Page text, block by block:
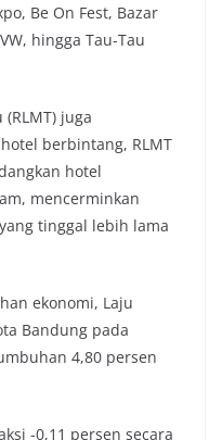
Be On Fest, Bazar
hingga Tau-Tau
juga
berbintang, RLMT
hotel
mencerminkan
tinggal lebih lama
ekonomi, Laju
Bandung pada
4,80 persen
-0,11 persen secara